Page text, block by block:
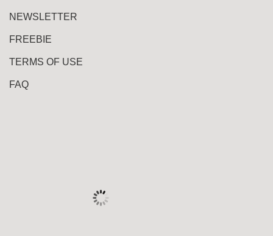
NEWSLETTER
FREEBIE
TERMS OF USE
FAQ